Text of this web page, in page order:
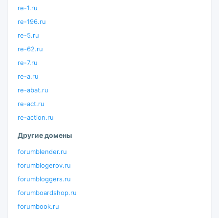
re-1.ru
re-196.ru
re-5.ru
re-62.ru
re-7.ru
re-a.ru
re-abat.ru
re-act.ru
re-action.ru
Другие домены
forumblender.ru
forumblogerov.ru
forumbloggers.ru
forumboardshop.ru
forumbook.ru